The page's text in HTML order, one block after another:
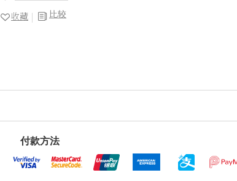
比较
收藏
付款方法